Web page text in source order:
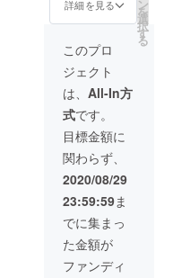
構成：
シル
バーラ
イニン
グク
リーン
パッ
ケー
ジ、
フェイ
スタオ
ル1set -
4枚、ハ
ンドタ
オル
1set(5
枚) ＊海
外配送
料が含
詳細を見る ン
を
選
択
す
る
このプロ
ジェクト
は、 All-In方
式です。
目標金額に
関わらず、
2020/08/29
23:59:59ま
でに集まっ
た金額が
ファンディ